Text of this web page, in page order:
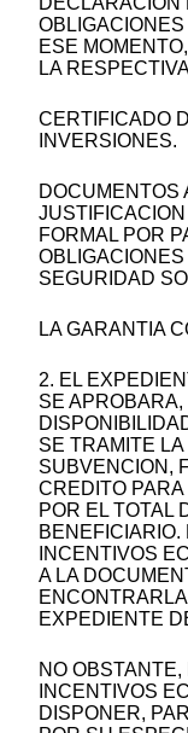
ESE
LA
CERTIFICADO
INVERSIONES.
DOCUMENTOS
FORMAL POR
SEGURIDAD
LA GARANTIA
2. EL
SE
SE TRAMITE
SUBVENCION,
CREDITO
POR EL TOTAL
BENEFICIARIO.
INCENTIVOS
A LA
EXPEDIENTE
NO
INCENTIVOS
DISPONER,